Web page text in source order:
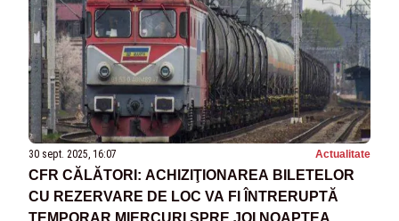
30 sept. 2025, 16:07 Actualitate
CFR CĂLĂTORI: ACHIZIŢIONAREA BILETELOR
CU REZERVARE DE LOC VA FI ÎNTRERUPTĂ